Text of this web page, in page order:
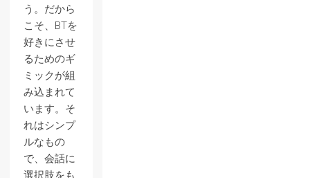
う。だから
こそ、BTを
好きにさせ
るためのギ
ミックが組
み込まれて
います。そ
れはシンプ
ルなもの
で、会話に
選択肢をも